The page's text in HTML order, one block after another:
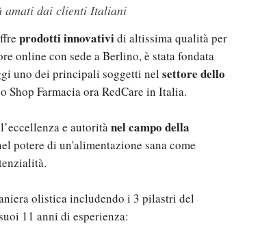
amati dai clienti Italiani
prodotti innovatividi altissima qualità per
online con sede a Berlino, è stata fondata
uno dei principali soggetti nel settore dello
Shop Farmacia ora RedCare in Italia.
e autoritànel campo della
potere di un'alimentazione sana come
olistica includendo i 3 pilastri del
11 anni di esperienza: